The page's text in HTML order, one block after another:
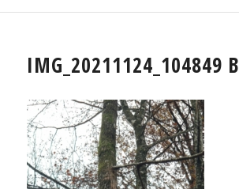
IMG_20211124_104849 B